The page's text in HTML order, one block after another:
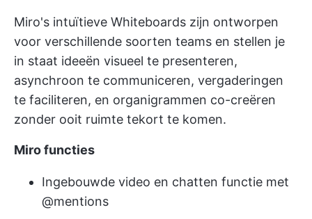
Miro's intuïtieve Whiteboards zijn ontworpen
voor verschillende soorten teams en stellen je
in staat ideeën visueel te presenteren,
asynchroon te communiceren, vergaderingen
te faciliteren, en organigrammen co-creëren
zonder ooit ruimte tekort te komen.
Miro functies
Ingebouwde video en chatten functie met
@mentions